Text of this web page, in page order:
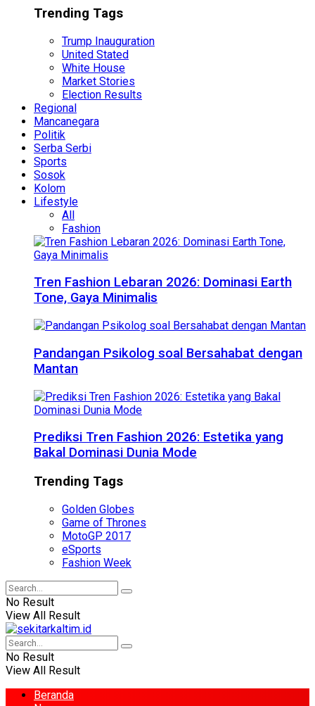
Trending Tags
Trump Inauguration
United Stated
White House
Market Stories
Election Results
Regional
Mancanegara
Politik
Serba Serbi
Sports
Sosok
Kolom
Lifestyle
All
Fashion
Tren Fashion Lebaran 2026: Dominasi Earth
Tone, Gaya Minimalis
Pandangan Psikolog soal Bersahabat dengan
Mantan
Prediksi Tren Fashion 2026: Estetika yang
Bakal Dominasi Dunia Mode
Trending Tags
Golden Globes
Game of Thrones
MotoGP 2017
eSports
Fashion Week
No Result
View All Result
No Result
View All Result
Beranda